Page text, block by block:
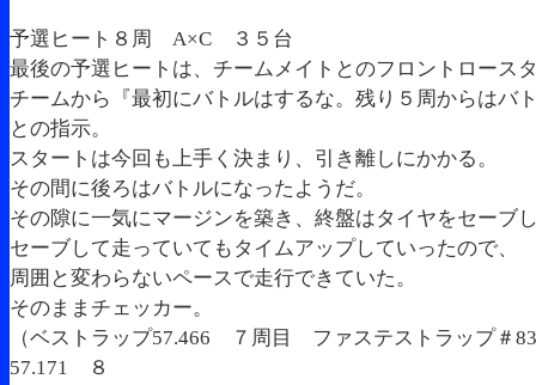
予選ヒート８周 A×C ３５台
最後の予選ヒートは、チームメイトとのフロントロース
チームから『最初にバトルはするな。残り５周からはバ
との指示。
スタートは今回も上手く決まり、引き離しにかかる。
その間に後ろはバトルになったようだ。
その隙に一気にマージンを築き、終盤はタイヤをセーブ
セーブして走っていてもタイムアップしていったので、
周囲と変わらないペースで走行できていた。
そのままチェッカー。
（ベストラップ57.466 ７周目 ファステストラップ＃
57.171 ８